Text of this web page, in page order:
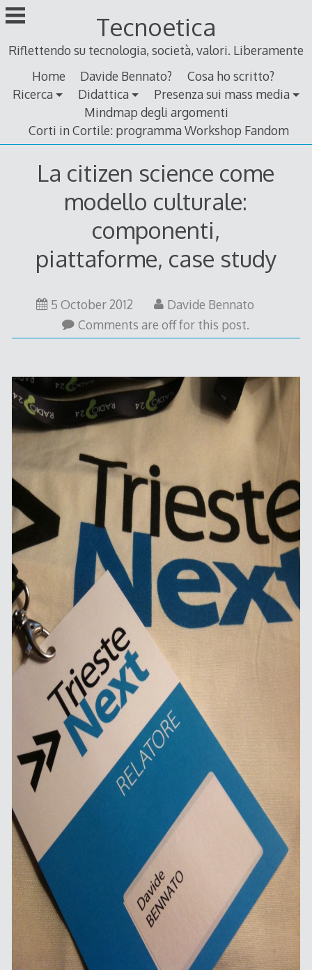
Skip
to
Tecnoetica
Riflettendo su tecnologia, società, valori. Liberamente
Home
Davide Bennato?
Cosa ho scritto?
Ricerca
Didattica
Presenza sui mass media
Mindmap degli argomenti
Corti in Cortile: programma Workshop Fandom
La citizen science come
modello culturale:
componenti,
piattaforme, case study
5 October 2012
Davide Bennato
Comments are off for this post.